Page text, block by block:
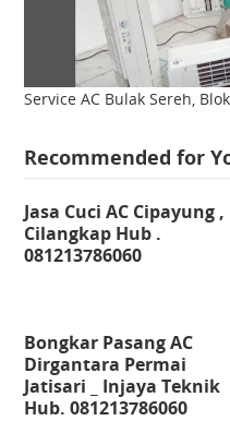
Service AC Bulak Sereh,
Recommended for
Jasa Cuci AC Cipayung ,
Cilangkap Hub .
081213786060
Bongkar Pasang AC
Dirgantara Permai
Jatisari _ Injaya Teknik
Hub. 081213786060